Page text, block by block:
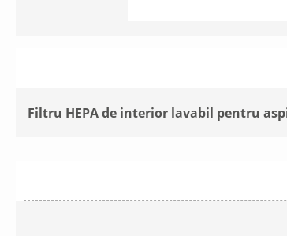
Filtru HEPA de interior lavabil pentru